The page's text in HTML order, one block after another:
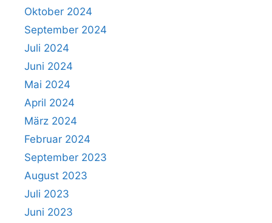
Oktober 2024
September 2024
Juli 2024
Juni 2024
Mai 2024
April 2024
März 2024
Februar 2024
September 2023
August 2023
Juli 2023
Juni 2023